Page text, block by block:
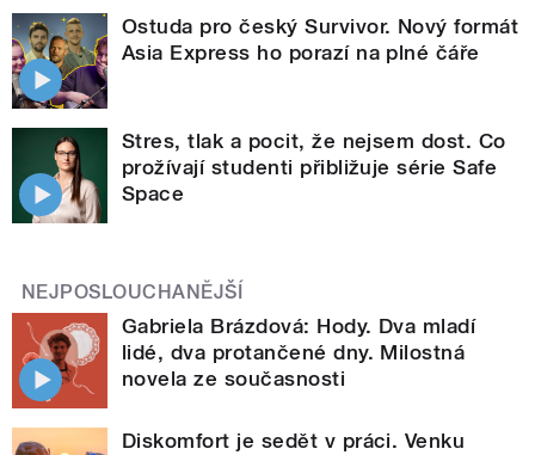
Ostuda pro český Survivor. Nový formát
Asia Express ho porazí na plné čáře
Stres, tlak a pocit, že nejsem dost. Co
prožívají studenti přibližuje série Safe
Space
NEJPOSLOUCHANĚJŠÍ
Gabriela Brázdová: Hody. Dva mladí
lidé, dva protančené dny. Milostná
novela ze současnosti
Diskomfort je sedět v práci. Venku